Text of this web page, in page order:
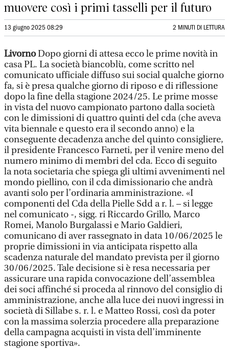
muovere così i primi tasselli per il futuro
13 giugno 2025 08:29 2 MINUTI DI LETTURA
LivornoDopo giorni di attesa ecco le prime novità in
casa PL. La società biancoblù, come scritto nel
comunicato ufficiale diffuso sui social qualche giorno
fa, si è presa qualche giorno di riposo e di riflessione
dopo la fine della stagione 2024/25. Le prime mosse
in vista del nuovo campionato partono dalla società
con le dimissioni di quattro quinti del cda (che aveva
vita biennale e questo era il secondo anno) e la
conseguente decadenza anche del quinto consigliere,
il presidente Francesco Farneti, per il venire meno del
numero minimo di membri del cda. Ecco di seguito
la nota societaria che spiega gli ultimi avvenimenti nel
mondo piellino, con il cda dimissionario che andrà
avanti solo per l’ordinaria amministrazione. «I
componenti del Cda della Pielle Sdd a r. l. – si legge
nel comunicato -, sigg. ri Riccardo Grillo, Marco
Romei, Manolo Burgalassi e Mario Galdieri,
comunicano di aver rassegnato in data 10/06/2025 le
proprie dimissioni in via anticipata rispetto alla
scadenza naturale del mandato prevista per il giorno
30/06/2025. Tale decisione si è resa necessaria per
assicurare una rapida convocazione dell’assemblea
dei soci affinché si proceda al rinnovo del consiglio di
amministrazione, anche alla luce dei nuovi ingressi in
società di Sillabe s. r. l. e Matteo Rossi, così da poter
con la massima solerzia procedere alla preparazione
della campagna acquisti in vista dell’imminente
stagione sportiva».